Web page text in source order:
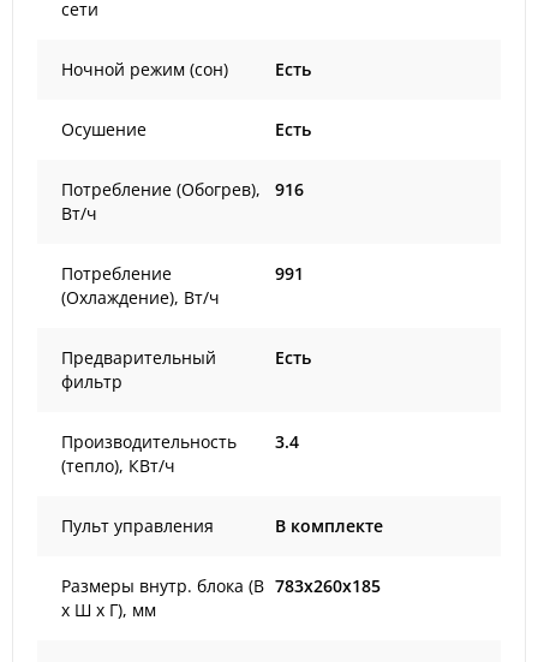
сети
Ночной режим (сон) Есть
Осушение Есть
Потребление (Обогрев),
Вт/ч
916
Потребление
(Охлаждение), Вт/ч
991
Предварительный
фильтр
Есть
Производительность
(тепло), КВт/ч
3.4
Пульт управления В комплекте
Размеры внутр. блока (В
х Ш х Г), мм
783x260x185